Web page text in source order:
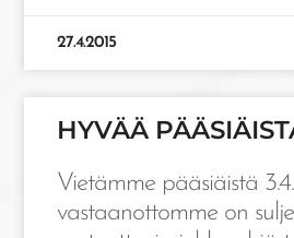
27.4.2015
HYVÄÄ
Vietämme pääsiäistä
vastaanottomme on